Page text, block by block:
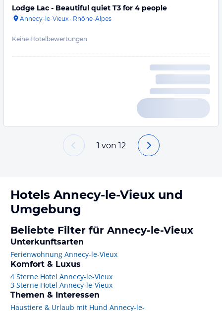
Lodge Lac - Beautiful quiet T3 for 4 people
Annecy-le-Vieux · Rhône-Alpes
Keine Hotelbewertungen
1 von 12
Hotels Annecy-le-Vieux und
Umgebung
Beliebte Filter für Annecy-le-Vieux
Unterkunftsarten
Ferienwohnung Annecy-le-Vieux
Komfort & Luxus
4 Sterne Hotel Annecy-le-Vieux
3 Sterne Hotel Annecy-le-Vieux
Themen & Interessen
Haustiere & Urlaub mit Hund Annecy-le-